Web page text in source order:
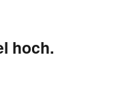
hoch.